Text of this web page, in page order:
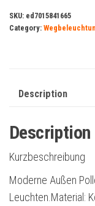
SKU: ed7015841665
Category:
Description
Description
Kurzbeschreibung
Moderne Außen
Leuchten.Material: